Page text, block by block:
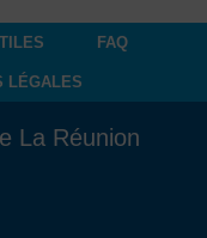
FAQ
LÉGALES
La Réunion